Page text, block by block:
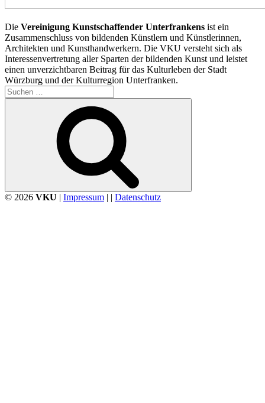
Die Vereinigung Kunstschaffender Unterfrankens ist ein
Zusammenschluss von bildenden Künstlern und Künstlerinnen,
Architekten und Kunsthandwerkern. Die VKU versteht sich als
Interessenvertretung aller Sparten der bildenden Kunst und leistet
einen unverzichtbaren Beitrag für das Kulturleben der Stadt
Würzburg und der Kulturregion Unterfranken.
Suchen
nach:
© 2026 VKU | Impressum | | Datenschutz